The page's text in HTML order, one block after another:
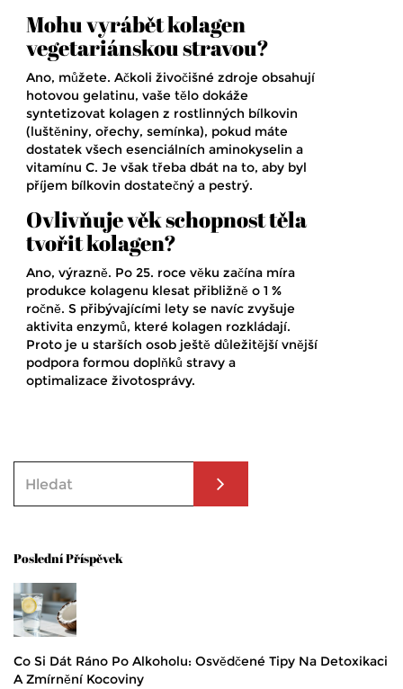
Mohu vyrábět kolagen
vegetariánskou stravou?
Ano, můžete. Ačkoli živočišné zdroje obsahují
hotovou gelatinu, vaše tělo dokáže
syntetizovat kolagen z rostlinných bílkovin
(luštěniny, ořechy, semínka), pokud máte
dostatek všech esenciálních aminokyselin a
vitamínu C. Je však třeba dbát na to, aby byl
příjem bílkovin dostatečný a pestrý.
Ovlivňuje věk schopnost těla
tvořit kolagen?
Ano, výrazně. Po 25. roce věku začína míra
produkce kolagenu klesat přibližně o 1 %
ročně. S přibývajícími lety se navíc zvyšuje
aktivita enzymů, které kolagen rozkládají.
Proto je u starších osob ještě důležitější vnější
podpora formou doplňků stravy a
optimalizace životosprávy.
Poslední Příspěvek
Co Si Dát Ráno Po Alkoholu: Osvědčené Tipy Na Detoxikaci
A Zmírnění Kocoviny